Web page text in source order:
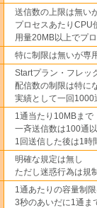
送信数の上限は無い
プロセスあたりCPU
用量20MB以上でプ
特に制限は無いが専
Startプラン・フレッ
配信数の制限は特に
実績として一回1000
1通当たり10MBまで
一斉送信数は100通
1回送信した後は1時
明確な規定は無し
ただし迷惑行為は規
1通あたりの容量制
3秒のあいだに1通ま